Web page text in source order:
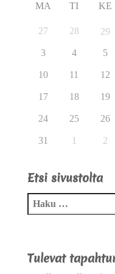
MA TI KE
27 28 29
3 4 5
10 11 12
17 18 19
24 25 26
31 1 2
Etsi sivustolta
Tulevat